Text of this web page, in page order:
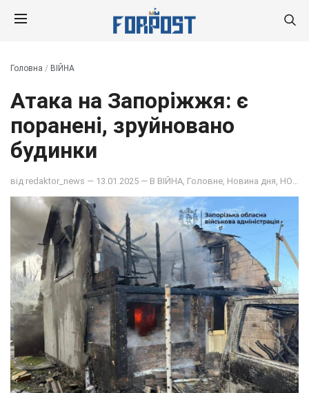
Головна / ВІЙНА
Атака на Запоріжжя: є
поранені, зруйновано
будинки
від redaktor_news — 13.01.2025 — В ВІЙНА Головне Новина дня НОВИНИ